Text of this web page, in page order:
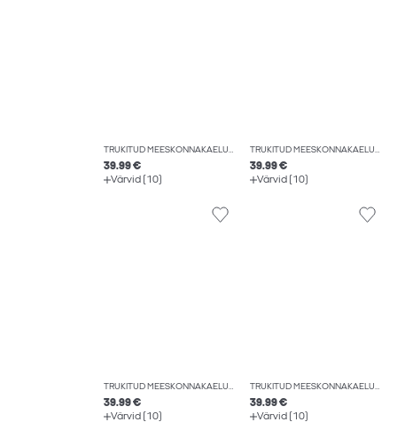
TRÜKITUD MEESKONNAKAELUSEGA HIGISTAMISSÄRK
39.99 €
Värvid (10)
TRÜKITUD MEESKONNAKAELUSEGA HIGISTAMISSÄRK
39.99 €
Värvid (10)
TRÜKITUD MEESKONNAKAELUSEGA HIGISTAMISSÄRK
39.99 €
Värvid (10)
TRÜKITUD MEESKONNAKAELUSEGA HIGISTAMISSÄRK
39.99 €
Värvid (10)